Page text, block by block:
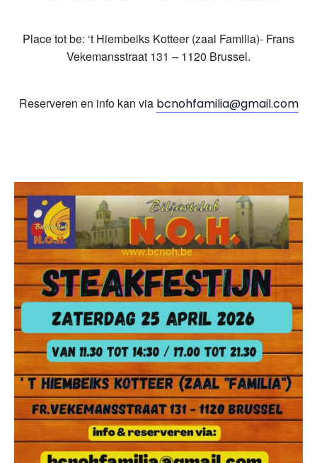
Place tot be: ‘t Hiembeiks Kotteer (zaal Familia)- Frans
Vekemansstraat 131 – 1120 Brussel.
Reserveren en info kan via bcnohfamilia@gmail.com